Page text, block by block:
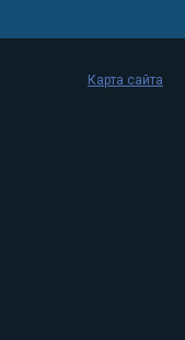
Карта сайта